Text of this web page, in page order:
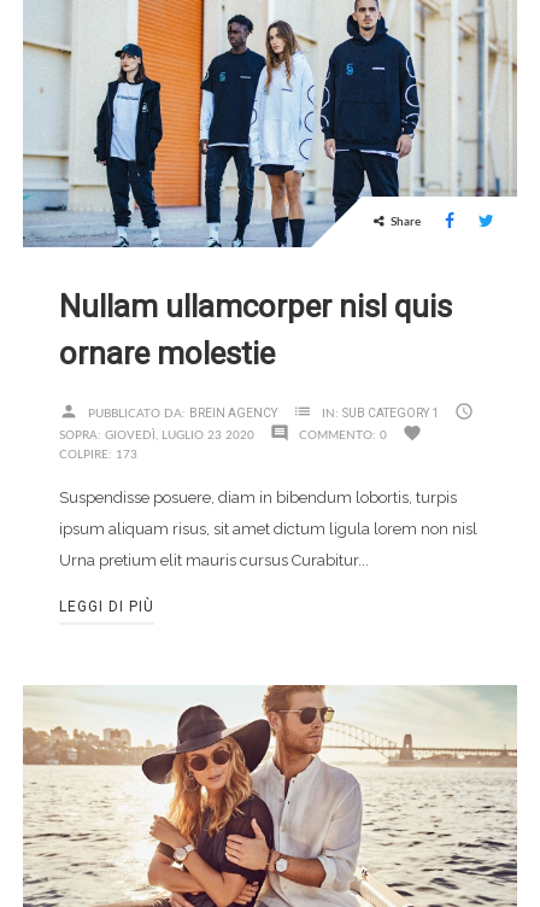
Nullam ullamcorper nisl quis
ornare molestie
Share
person PUBBLICATO DA: BREIN AGENCY list IN: SUB CATEGORY 1 
SOPRA: GIOVEDÌ, LUGLIO 23 2020 comment COMMENTO: 0 favorite
COLPIRE: 173
Suspendisse posuere, diam in bibendum lobortis, turpis
ipsum aliquam risus, sit amet dictum ligula lorem non nisl
Urna pretium elit mauris cursus Curabitur...
LEGGI DI PIÙ